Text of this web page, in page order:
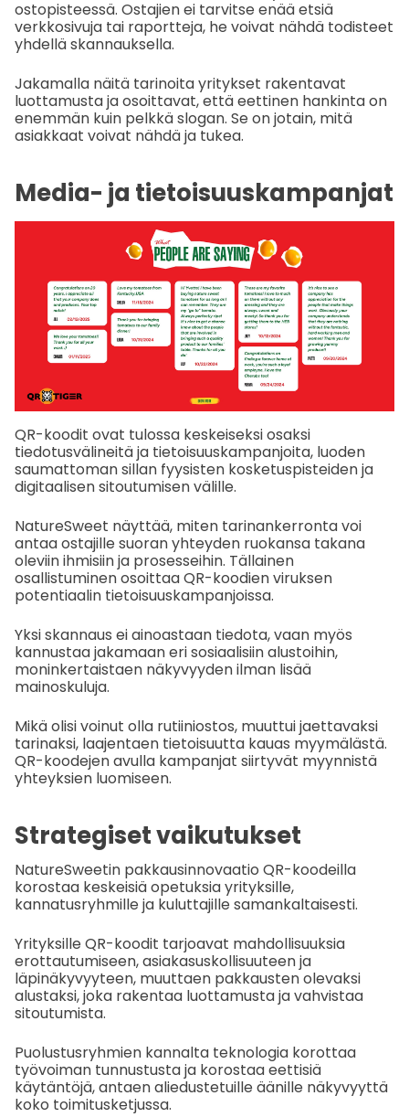
ostopisteessä. Ostajien ei tarvitse enää etsiä
verkkosivuja tai raportteja, he voivat nähdä todisteet
yhdellä skannauksella.
Jakamalla näitä tarinoita yritykset rakentavat
luottamusta ja osoittavat, että eettinen hankinta on
enemmän kuin pelkkä slogan. Se on jotain, mitä
asiakkaat voivat nähdä ja tukea.
Media- ja tietoisuuskampanjat
QR-koodit ovat tulossa keskeiseksi osaksi
tiedotusvälineitä ja tietoisuuskampanjoita, luoden
saumattoman sillan fyysisten kosketuspisteiden ja
digitaalisen sitoutumisen välille.
NatureSweet näyttää, miten tarinankerronta voi
antaa ostajille suoran yhteyden ruokansa takana
oleviin ihmisiin ja prosesseihin. Tällainen
osallistuminen osoittaa QR-koodien viruksen
potentiaalin tietoisuuskampanjoissa.
Yksi skannaus ei ainoastaan tiedota, vaan myös
kannustaa jakamaan eri sosiaalisiin alustoihin,
moninkertaistaen näkyvyyden ilman lisää
mainoskuluja.
Mikä olisi voinut olla rutiiniostos, muuttui jaettavaksi
tarinaksi, laajentaen tietoisuutta kauas myymälästä.
QR-koodejen avulla kampanjat siirtyvät myynnistä
yhteyksien luomiseen.
Strategiset vaikutukset
NatureSweetin pakkausinnovaatio QR-koodeilla
korostaa keskeisiä opetuksia yrityksille,
kannatusryhmille ja kuluttajille samankaltaisesti.
Yrityksille QR-koodit tarjoavat mahdollisuuksia
erottautumiseen, asiakasuskollisuuteen ja
läpinäkyvyyteen, muuttaen pakkausten olevaksi
alustaksi, joka rakentaa luottamusta ja vahvistaa
sitoutumista.
Puolustusryhmien kannalta teknologia korottaa
työvoiman tunnustusta ja korostaa eettisiä
käytäntöjä, antaen aliedustetuille äänille näkyvyyttä
koko toimitusketjussa.